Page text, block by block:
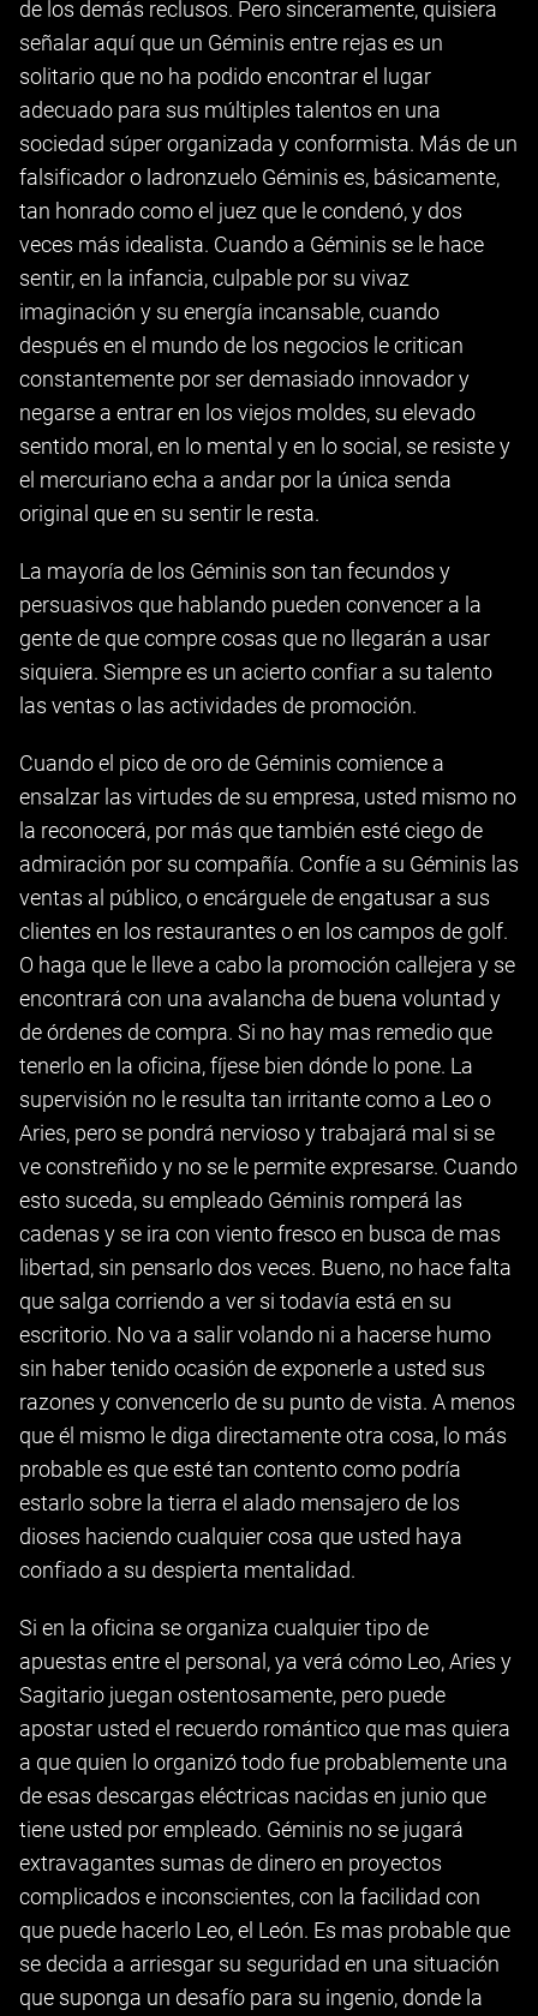
de los demás reclusos. Pero sinceramente, quisiera
señalar aquí que un Géminis entre rejas es un
solitario que no ha podido encontrar el lugar
adecuado para sus múltiples talentos en una
sociedad súper organizada y conformista. Más de un
falsificador o ladronzuelo Géminis es, básicamente,
tan honrado como el juez que le condenó, y dos
veces más idealista. Cuando a Géminis se le hace
sentir, en la infancia, culpable por su vivaz
imaginación y su energía incansable, cuando
después en el mundo de los negocios le critican
constantemente por ser demasiado innovador y
negarse a entrar en los viejos moldes, su elevado
sentido moral, en lo mental y en lo social, se resiste y
el mercuriano echa a andar por la única senda
original que en su sentir le resta.
La mayoría de los Géminis son tan fecundos y
persuasivos que hablando pueden convencer a la
gente de que compre cosas que no llegarán a usar
siquiera. Siempre es un acierto confiar a su talento
las ventas o las actividades de promoción.
Cuando el pico de oro de Géminis comience a
ensalzar las virtudes de su empresa, usted mismo no
la reconocerá, por más que también esté ciego de
admiración por su compañía. Confíe a su Géminis las
ventas al público, o encárguele de engatusar a sus
clientes en los restaurantes o en los campos de golf.
O haga que le lleve a cabo la promoción callejera y se
encontrará con una avalancha de buena voluntad y
de órdenes de compra. Si no hay mas remedio que
tenerlo en la oficina, fíjese bien dónde lo pone. La
supervisión no le resulta tan irritante como a Leo o
Aries, pero se pondrá nervioso y trabajará mal si se
ve constreñido y no se le permite expresarse. Cuando
esto suceda, su empleado Géminis romperá las
cadenas y se ira con viento fresco en busca de mas
libertad, sin pensarlo dos veces. Bueno, no hace falta
que salga corriendo a ver si todavía está en su
escritorio. No va a salir volando ni a hacerse humo
sin haber tenido ocasión de exponerle a usted sus
razones y convencerlo de su punto de vista. A menos
que él mismo le diga directamente otra cosa, lo más
probable es que esté tan contento como podría
estarlo sobre la tierra el alado mensajero de los
dioses haciendo cualquier cosa que usted haya
confiado a su despierta mentalidad.
Si en la oficina se organiza cualquier tipo de
apuestas entre el personal, ya verá cómo Leo, Aries y
Sagitario juegan ostentosamente, pero puede
apostar usted el recuerdo romántico que mas quiera
a que quien lo organizó todo fue probablemente una
de esas descargas eléctricas nacidas en junio que
tiene usted por empleado. Géminis no se jugará
extravagantes sumas de dinero en proyectos
complicados e inconscientes, con la facilidad con
que puede hacerlo Leo, el León. Es mas probable que
se decida a arriesgar su seguridad en una situación
que suponga un desafío para su ingenio, donde la